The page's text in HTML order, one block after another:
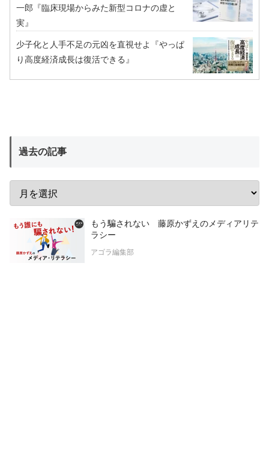
一郎『臨床現場からみた新型コロナの虚と
実』
少子化と人手不足の元凶を直視せよ『やっぱ
り高度経済成長は復活できる』
過去の記事
もう騙されない 藤原かずえのメディアリテ
ラシー
アゴラ編集部